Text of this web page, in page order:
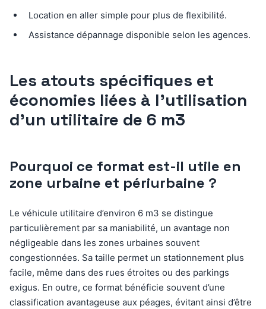
Location en aller simple pour plus de flexibilité.
Assistance dépannage disponible selon les agences.
Les atouts spécifiques et
économies liées à l’utilisation
d’un utilitaire de 6 m3
Pourquoi ce format est-il utile en
zone urbaine et périurbaine ?
Le véhicule utilitaire d’environ 6 m3 se distingue
particulièrement par sa maniabilité, un avantage non
négligeable dans les zones urbaines souvent
congestionnées. Sa taille permet un stationnement plus
facile, même dans des rues étroites ou des parkings
exigus. En outre, ce format bénéficie souvent d’une
classification avantageuse aux péages, évitant ainsi d’être